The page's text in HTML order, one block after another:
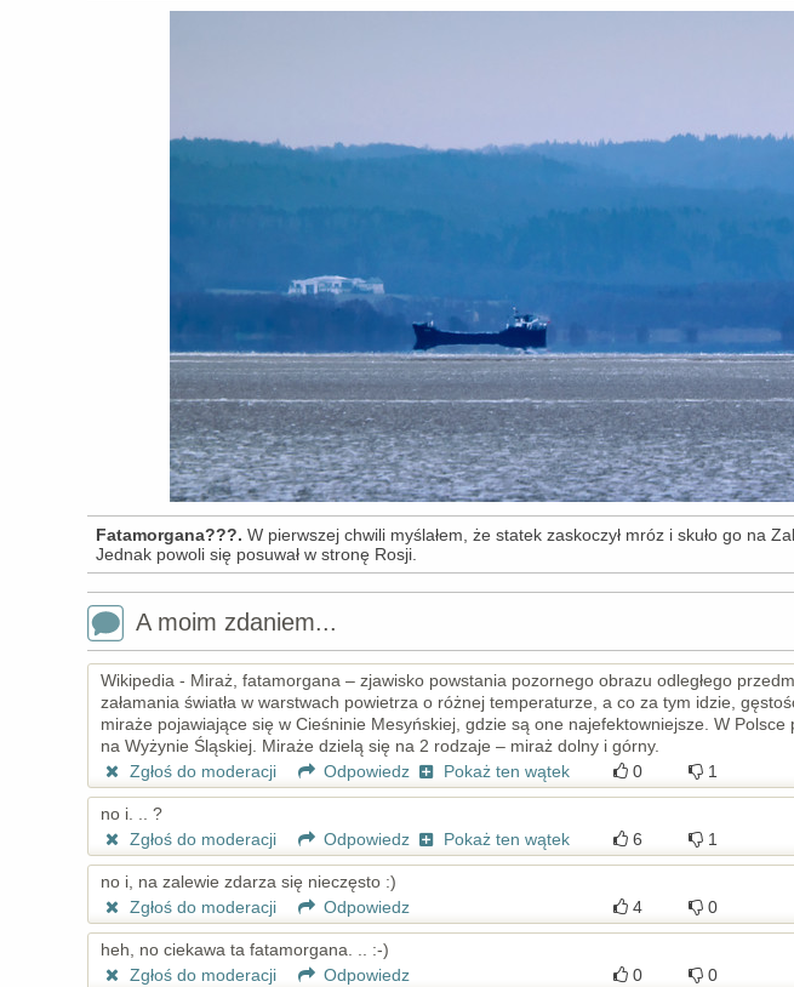
Fatamorgana???. W pierwszej chwili myślałem, że statek zaskoczył mróz i skuło go na
Jednak powoli się posuwał w stronę Rosji.
A moim zdaniem...
Wikipedia - Miraż, fatamorgana – zjawisko powstania pozornego obrazu odległego
załamania światła w warstwach powietrza o różnej temperaturze, a co za tym idzie,
miraże pojawiające się w Cieśninie Mesyńskiej, gdzie są one najefektowniejsze. W Polsce
na Wyżynie Śląskiej. Miraże dzielą się na 2 rodzaje – miraż dolny i górny.
Zgłoś do moderacji
Odpowiedz Pokaż ten wątek 0 1
no i. .. ?
Zgłoś do moderacji
Odpowiedz Pokaż ten wątek 6 1
no i, na zalewie zdarza się nieczęsto :)
Zgłoś do moderacji
Odpowiedz 4 0
heh, no ciekawa ta fatamorgana. .. :-)
Zgłoś do moderacji
Odpowiedz 0 0